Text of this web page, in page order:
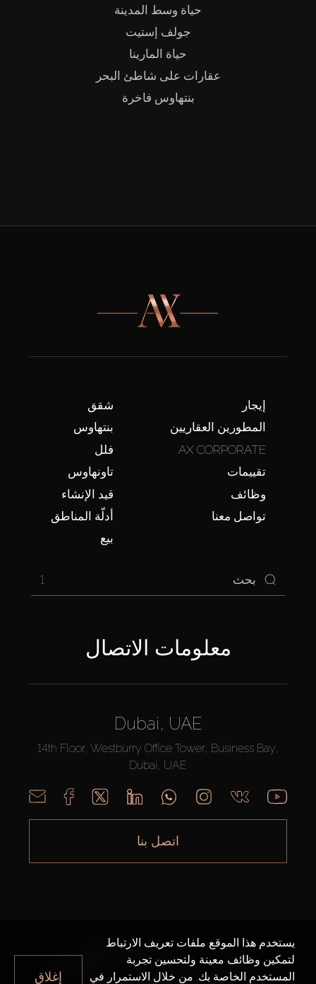
حياة وسط المدينة
جولف إستيت
حياة المارينا
عقارات على شاطئ البحر
بنتهاوس فاخرة
شقق
بنتهاوس
فلل
تاونهاوس
قيد الإنشاء
أدلّة المناطق
بيع
إيجار
المطورين العقاريين
AX CORPORATE
تقييمات
وظائف
تواصل معنا
1
معلومات الاتصال
Dubai, UAE
14th Floor, Westburry Office Tower, Business Bay,
Dubai, UAE
اتصل بنا
AX CAPITAL ©2026 جميع الحقوق محفوظة
سياسة الخصوصية خريطة الموقع
يستخدم هذا الموقع ملفات تعريف الارتباط
لتمكين وظائف معينة ولتحسين تجربة
المستخدم الخاصة بك. من خلال الاستمرار في
إغلاق